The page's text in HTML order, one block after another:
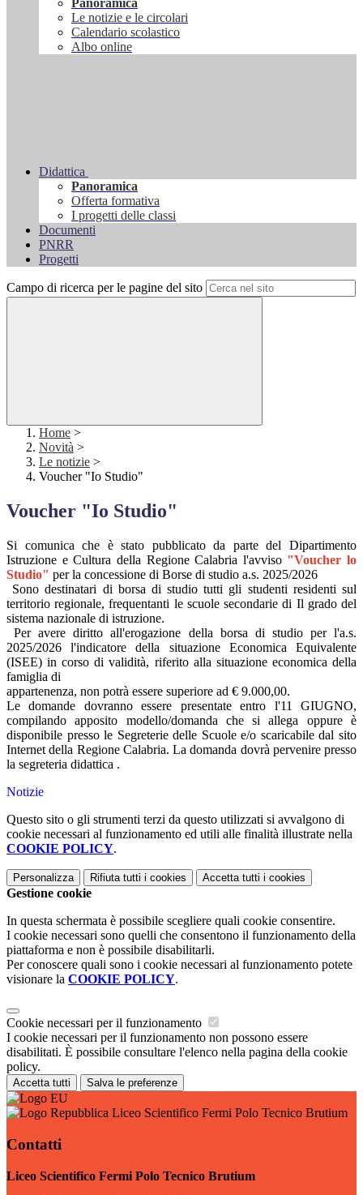
Panoramica
Le notizie e le circolari
Calendario scolastico
Albo online
Didattica
Panoramica
Offerta formativa
I progetti delle classi
Documenti
PNRR
Progetti
Campo di ricerca per le pagine del sito
Home >
Novità >
Le notizie >
Voucher "Io Studio"
Voucher "Io Studio"
Si comunica che è stato pubblicato da parte del Dipartimento
Istruzione e Cultura della Regione Calabria l'avviso "Voucher lo
Studio" per la concessione di Borse di studio a.s. 2025/2026
Sono destinatari di borsa di studio tutti gli studenti residenti sul
territorio regionale, frequentanti le scuole secondarie di Il grado del
sistema nazionale di istruzione.
Per avere diritto all'erogazione della borsa di studio per l'a.s.
2025/2026 l'indicatore della situazione Economica Equivalente
(ISEE) in corso di validità, riferito alla situazione economica della
famiglia di
appartenenza, non potrà essere superiore ad € 9.000,00.
Le domande dovranno essere presentate entro l'11 GIUGNO,
compilando apposito modello/domanda che si allega oppure è
disponibile presso le Segreterie delle Scuole e/o scaricabile dal sito
Internet della Regione Calabria. La domanda dovrà pervenire presso
la segreteria didattica .
Notizie
Questo sito o gli strumenti terzi da questo utilizzati si avvalgono di
cookie necessari al funzionamento ed utili alle finalità illustrate nella
COOKIE POLICY.
Personalizza Rifiuta tutti i cookies Accetta tutti i cookies
Gestione cookie
In questa schermata è possibile scegliere quali cookie consentire.
I cookie necessari sono quelli che consentono il funzionamento della
piattaforma e non è possibile disabilitarli.
Per conoscere quali sono i cookie necessari al funzionamento potete
visionare la COOKIE POLICY.
Cookie necessari per il funzionamento
I cookie necessari per il funzionamento non possono essere
disabilitati. È possibile consultare l'elenco nella pagina della cookie
policy.
Accetta tutti Salva le preferenze
Liceo Scientifico Fermi Polo Tecnico Brutium
Contatti
Liceo Scientifico Fermi Polo Tecnico Brutium